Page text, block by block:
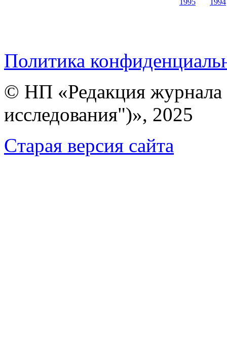
1995
1994
Политика
© НП «Редакция
исследования")», 2025
Cтарая версия сайта